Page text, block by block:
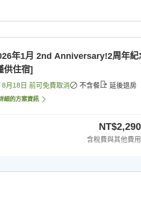
年1月 2nd Anniversary!2周年紀
供住宿]
8月18日 前可免費取消 不含餐 延後退房
細的方案資訊
NT$2,290
含稅費與其他費用